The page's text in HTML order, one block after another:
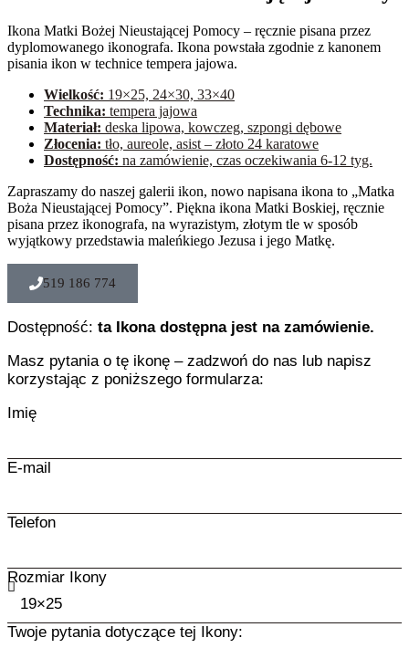
Ikona Matki Bożej Nieustającej Pomocy – ręcznie pisana przez
dyplomowanego ikonografa. Ikona powstała zgodnie z kanonem
pisania ikon w technice tempera jajowa.
Wielkość: 19×25, 24×30, 33×40
Technika: tempera jajowa
Materiał: deska lipowa, kowczeg, szpongi dębowe
Złocenia: tło, aureole, asist – złoto 24 karatowe
Dostępność: na zamówienie, czas oczekiwania 6-12 tyg.
Zapraszamy do naszej galerii ikon, nowo napisana ikona to „Matka
Boża Nieustającej Pomocy”. Piękna ikona Matki Boskiej, ręcznie
pisana przez ikonografa, na wyrazistym, złotym tle w sposób
wyjątkowy przedstawia maleńkiego Jezusa i jego Matkę.
519 186 774
Dostępność: ta Ikona dostępna jest na zamówienie.
Masz pytania o tę ikonę – zadzwoń do nas lub napisz
korzystając z poniższego formularza:
Imię
E-mail
Telefon
Rozmiar Ikony
Twoje pytania dotyczące tej Ikony: